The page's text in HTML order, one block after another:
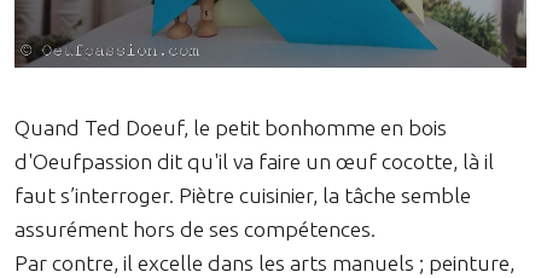
Quand Ted Doeuf, le petit bonhomme en bois
d'Oeufpassion dit qu'il va faire un œuf cocotte, là il
faut s’interroger. Piètre cuisinier, la tâche semble
assurément hors de ses compétences.
Par contre, il excelle dans les arts manuels ; peinture,